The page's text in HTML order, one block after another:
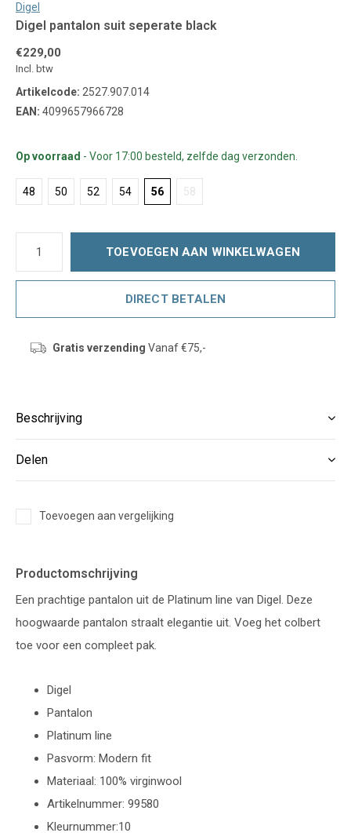
Digel
Digel pantalon suit seperate black
€229,00
Incl. btw
Artikelcode: 2527.907.014
EAN: 4099657966728
Op voorraad - Voor 17:00 besteld, zelfde dag verzonden.
48 50 52 54 56 58
TOEVOEGEN AAN WINKELWAGEN
DIRECT BETALEN
Gratis verzending Vanaf €75,-
Beschrijving
Delen
Toevoegen aan vergelijking
Productomschrijving
Een prachtige pantalon uit de Platinum line van Digel. Deze
hoogwaarde pantalon straalt elegantie uit. Voeg het colbert
toe voor een compleet pak.
Digel
Pantalon
Platinum line
Pasvorm: Modern fit
Materiaal: 100% virginwool
Artikelnummer: 99580
Kleurnummer:10